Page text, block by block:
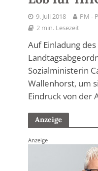
9. Juli 2018
PM -
2 min. Lesezeit
Auf Einladung des
Sozialministerin
Wallenhorst, um
Eindruck von der
Anzeige
Anzeige